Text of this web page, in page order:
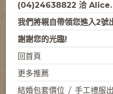
(04)24638822 洽 Alice.
我們將親自帶領您進入2號
謝謝您的光臨!
回首頁
更多推薦
結婚包套價位 / 手工禮服